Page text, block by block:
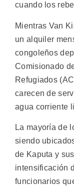
cuando los
Mientras Van
un alquiler
congoleños
Comisionado
Refugiados
carecen de
agua corriente
La mayoría de
siendo
de Kaputa y
intensificación
funcionarios